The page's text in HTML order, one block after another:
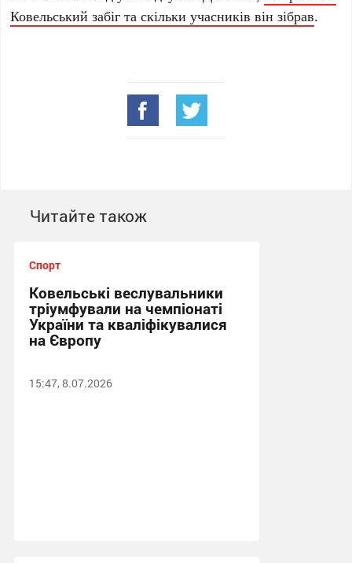
Ковельський забіг та скільки учасників він зібрав.
Читайте також
Спорт
Ковельські веслувальники
тріумфували на чемпіонаті
України та кваліфікувалися
на Європу
15:47, 8.07.2026